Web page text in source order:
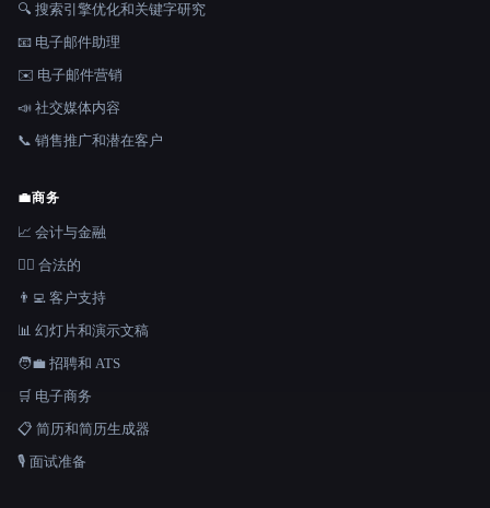
🔍 搜索引擎优化和关键字研究
📧 电子邮件助理
✉️ 电子邮件营销
📣 社交媒体内容
📞 销售推广和潜在客户
💼商务
📈 会计与金融
👩‍⚖️ 合法的
👨‍💻 客户支持
📊 幻灯片和演示文稿
🧑‍💼 招聘和 ATS
🛒 电子商务
📋 简历和简历生成器
🎙️ 面试准备